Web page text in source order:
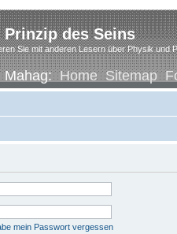
Prinzip des Seins
Sie mit anderen Lesern über Physik und
Mahag:Home Sitemap
mein Passwort vergessen